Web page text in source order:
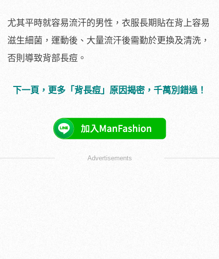
尤其平時就容易流汗的男性，衣服長期貼在背上容易
滋生細菌，運動後、大量流汗後需勤於更換及清洗，
否則導致背部長痘。
下一頁，更多「背長痘」原因揭密，千萬別錯過！
Advertisements